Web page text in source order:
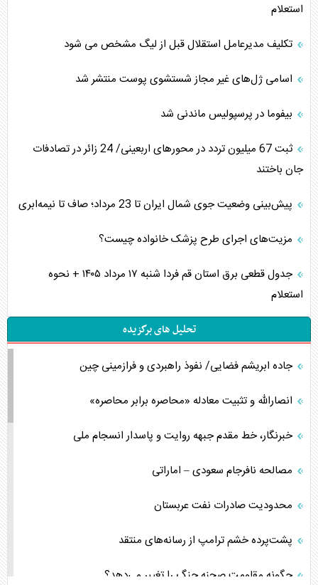
استعلام
تکلیف مدیرعامل استقلال قبل از لیگ مشخص می شود
اسامی ژل‌های غیر مجاز شستشوی پوست منتشر شد
بیفوما در پرسپولیس ماندنی شد
‌‌ثبت 67 میلیون تردد در محورهای اربعینی/ 24 زائر در تصادفات
جان باختند
پیش‌بینی وضعیت جوی شمال ایران تا 23 مرداد‌؛ صاف تا نیمه‌ابری
مزیت‌های اجرای طرح پزشک خانواده چیست؟
جدول قطعی برق استان قم فردا شنبه ۱۷ مرداد ۱۴۰۵ + نحوه
استعلام
تحلیل های برگزیده
جاده ابریشم فضایی/ نفوذ راهبردی و فرازمینی چین
انصارالله و تثبیت معادله «محاصره برابر محاصره»
خبرنگار، خط مقدم جبهه روایت و پاسدار انسجام ملی
مصالحه نافرجام سعودی – اماراتی
محدودیت صادرات نفت عربستان
پشت‌پرده خشم ترامپ از رسانه‌های منتقد
چگونه مقاومت صحنه جنگ را تغییر می‌دهد؟